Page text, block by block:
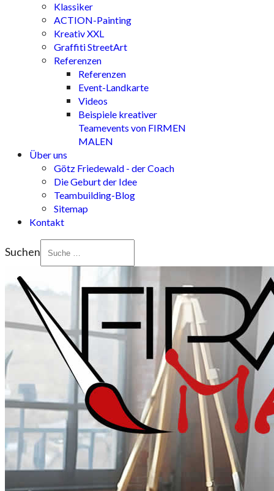
Klassiker
ACTION-Painting
Kreativ XXL
Graffiti StreetArt
Referenzen
Referenzen
Event-Landkarte
Videos
Beispiele kreativer
Teamevents von FIRMEN
MALEN
Über uns
Götz Friedewald - der Coach
Die Geburt der Idee
Teambuilding-Blog
Sitemap
Kontakt
Suchen